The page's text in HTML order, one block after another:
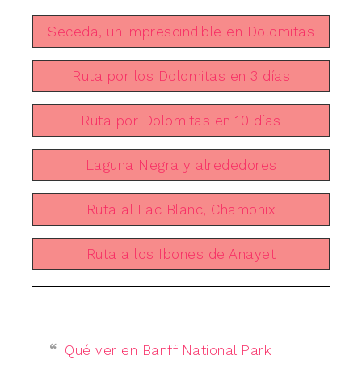
Seceda, un imprescindible en Dolomitas
Ruta por los Dolomitas en 3 días
Ruta por Dolomitas en 10 días
Laguna Negra y alrededores
Ruta al Lac Blanc, Chamonix
Ruta a los Ibones de Anayet
Qué ver en Banff National Park